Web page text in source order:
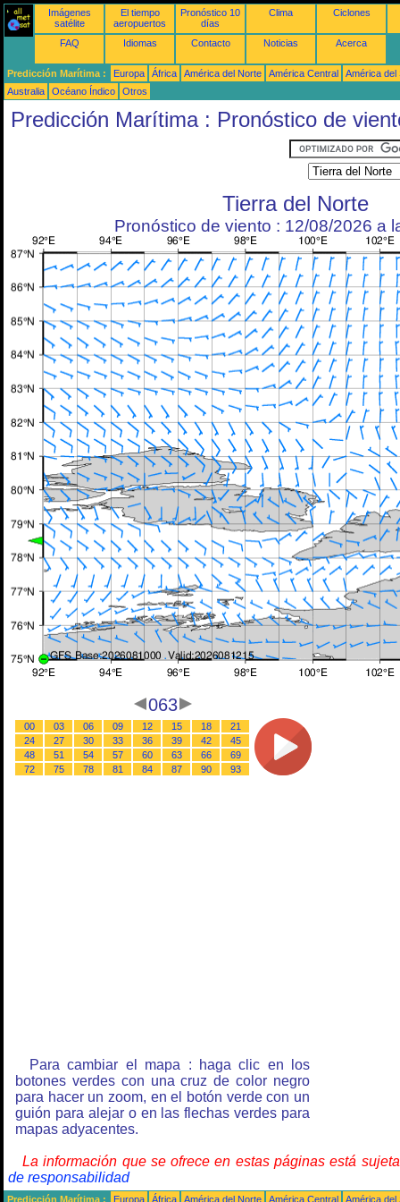
Imágenes
satélite
El tiempo
aeropuertos
Pronóstico 10
días
Clima Ciclones
FAQ Idiomas Contacto Noticias Acerca
Predicción Marítima : Europa África América del Norte América Central
América del
Australia
Océano Índico Otros
Predicción Marítima : Pronóstico de
Tierra del Norte
Pronóstico de viento : 12/08/2026 a
063
00 03 06 09 12 15 18
21
24
27 30 33 36 39 42
45
48
51 54 57 60 63 66
69
72
75 78 81 84 87 90 93
Para cambiar el mapa : haga clic en los
botones verdes con una cruz de color negro
para hacer un zoom, en el botón verde con un
guión para alejar o en las flechas verdes para
mapas adyacentes.
La información que se ofrece en estas páginas está
de responsabilidad
Predicción Marítima : Europa África América del Norte América Central
América del